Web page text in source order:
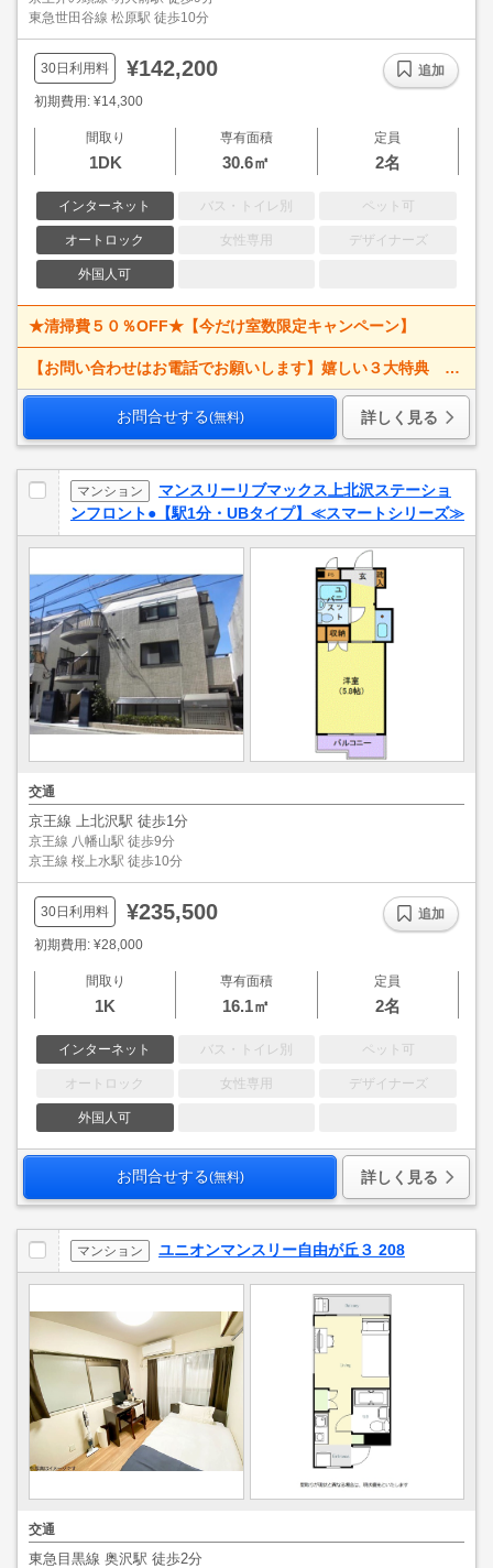
東急世田谷線 松原駅 徒歩10分
30日利用料 ¥142,200
初期費用: ¥14,300
間取り
1DK
専有面積
30.6㎡
定員
2名
インターネット バス・トイレ別 ペット可
オートロック 女性専用 デザイナーズ
外国人可
追加
★清掃費５０％OFF★【今だけ室数限定キャンペーン】
【お問い合わせはお電話でお願いします】嬉しい３大特典 賃料大幅値下げ！ 寝具一式＆ベッドメイキング無料＋α
お問合せする(無料) 詳しく見る
マンション
マンスリーリブマックス上北沢ステーショ
ンフロント●【駅1分・UBタイプ】≪スマートシリーズ≫
交通
京王線 上北沢駅 徒歩1分
京王線 八幡山駅 徒歩9分
京王線 桜上水駅 徒歩10分
30日利用料 ¥235,500
初期費用: ¥28,000
間取り
1K
専有面積
16.1㎡
定員
2名
インターネット バス・トイレ別 ペット可
オートロック 女性専用 デザイナーズ
外国人可
追加
お問合せする(無料) 詳しく見る
マンション ユニオンマンスリー自由が丘３ 208
交通
東急目黒線 奥沢駅 徒歩2分